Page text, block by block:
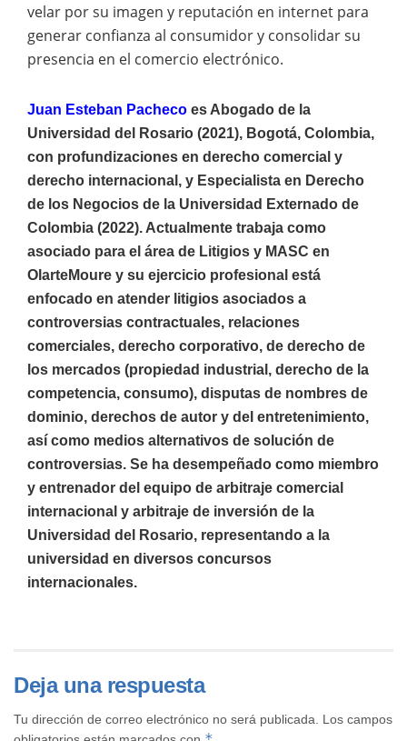
velar por su imagen y reputación en internet para
generar confianza al consumidor y consolidar su
presencia en el comercio electrónico.
Juan Esteban Pacheco es Abogado de la
Universidad del Rosario (2021), Bogotá, Colombia,
con profundizaciones en derecho comercial y
derecho internacional, y Especialista en Derecho
de los Negocios de la Universidad Externado de
Colombia (2022). Actualmente trabaja como
asociado para el área de Litigios y MASC en
OlarteMoure y su ejercicio profesional está
enfocado en atender litigios asociados a
controversias contractuales, relaciones
comerciales, derecho corporativo, de derecho de
los mercados (propiedad industrial, derecho de la
competencia, consumo), disputas de nombres de
dominio, derechos de autor y del entretenimiento,
así como medios alternativos de solución de
controversias. Se ha desempeñado como miembro
y entrenador del equipo de arbitraje comercial
internacional y arbitraje de inversión de la
Universidad del Rosario, representando a la
universidad en diversos concursos
internacionales.
Deja una respuesta
Tu dirección de correo electrónico no será publicada.
Los campos